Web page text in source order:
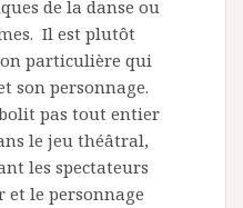
de la danse ou
Il est plutôt
particulière qui
son personnage.
pas tout entier
le jeu théâtral,
les spectateurs
et le personnage